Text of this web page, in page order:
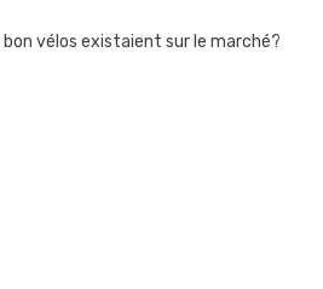
vélos existaient sur le marché?